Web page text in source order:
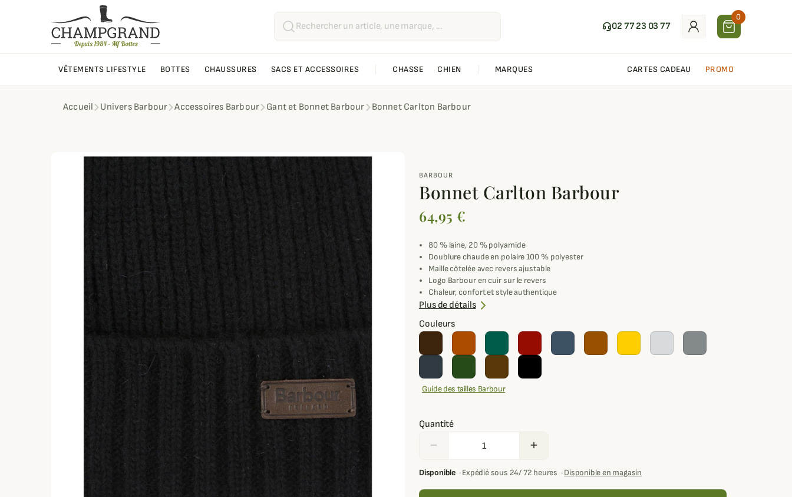
02 77 23 03 77
0
VÊTEMENTS LIFESTYLE BOTTES CHAUSSURES SACS ET ACCESSOIRES CHASSE CHIEN MARQUES CARTES CADEAU PROMO
Accueil Univers Barbour Accessoires Barbour Gant et Bonnet Barbour Bonnet Carlton Barbour
BARBOUR
Bonnet Carlton Barbour
64,95 €
80 % laine, 20 % polyamide
Doublure chaude en polaire 100 % polyester
Maille côtelée avec revers ajustable
Logo Barbour en cuir sur le revers
Chaleur, confort et style authentique
Lavage à la main uniquement
Plus de détails
Couleurs
Guide des tailles Barbour
Quantité
remove add
Disponible ·Expédié sous 24/ 72 heures ·Disponible en magasin